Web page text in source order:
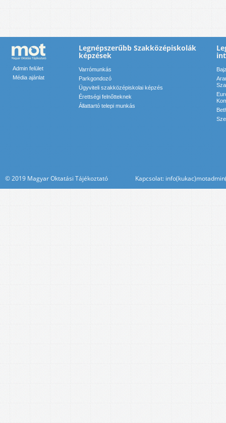
Admin felület
Média ajánlat
Legnépszerűbb Szakközépiskolák
képzések
Varrómunkás
Parkgondozó
Ügyviteli szakközépiskolai képzés
Érettségi felnőtteknek
Állattartó telepi munkás
© 2019 Magyar Oktatási Tájékoztató Kapcsolat: